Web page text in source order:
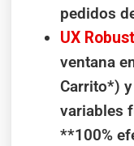
pedidos
UX
ventana
Carrito*)
variables
**100%